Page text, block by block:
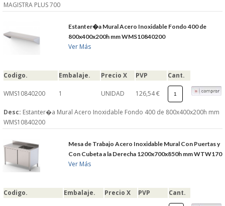
MAGISTRA PLUS 700
Estanter�a Mural Acero Inoxidable Fondo 400 de
800x400x200h mm WMS10840200
Ver Más
Codigo. Embalaje. Precio X PVP Cant.
WMS10840200 1 UNIDAD 126,54 €
Desc: Estanter�a Mural Acero Inoxidable Fondo 400 de 800x400x200h mm
WMS10840200
Mesa de Trabajo Acero Inoxidable Mural Con Puertas y
Con Cubeta a la Derecha 1200x700x850h mm WTW170
Ver Más
Codigo. Embalaje. Precio X PVP Cant.